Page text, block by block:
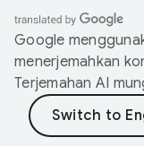
Google
menerjemahkan
Terjemahan AI